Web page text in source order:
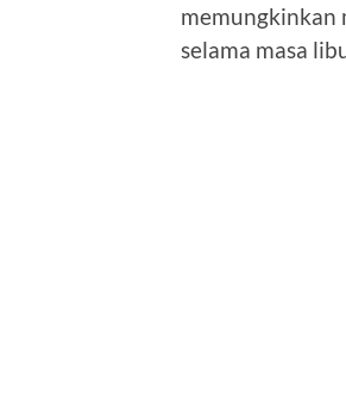
memungkinkan
selama masa